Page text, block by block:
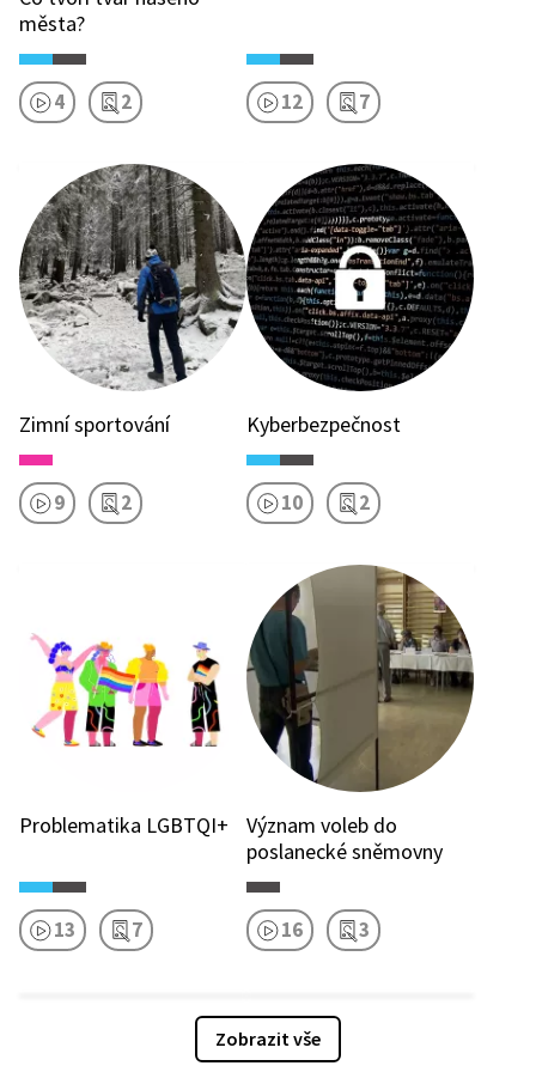
města?
4 2 12 7
Zimní sportování
9 2
Kyberbezpečnost
10 2
Problematika LGBTQI+
13 7
Význam voleb do
poslanecké sněmovny
16 3
Zobrazit vše